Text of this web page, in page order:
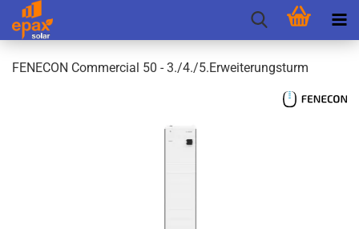
FEN­E­CON Com­mer­cial 50 - 3./4./5.Er­wei­te­rungs­turm